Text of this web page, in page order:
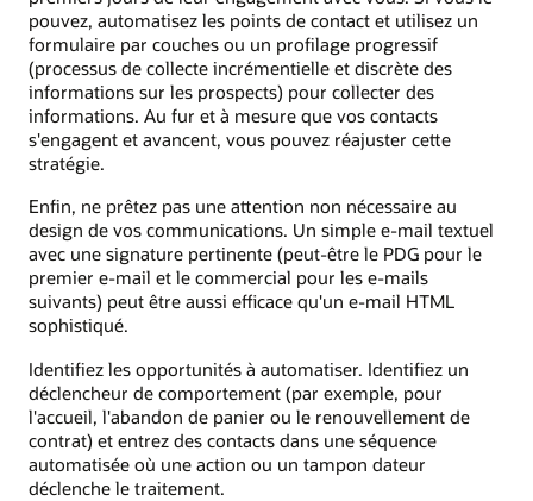
pouvez, automatisez les points de contact et utilisez un
formulaire par couches ou un profilage progressif
(processus de collecte incrémentielle et discrète des
informations sur les prospects) pour collecter des
informations. Au fur et à mesure que vos contacts
s'engagent et avancent, vous pouvez réajuster cette
stratégie.
Enfin, ne prêtez pas une attention non nécessaire au
design de vos communications. Un simple e-mail textuel
avec une signature pertinente (peut-être le PDG pour le
premier e-mail et le commercial pour les e-mails
suivants) peut être aussi efficace qu'un e-mail HTML
sophistiqué.
Identifiez les opportunités à automatiser. Identifiez un
déclencheur de comportement (par exemple, pour
l'accueil, l'abandon de panier ou le renouvellement de
contrat) et entrez des contacts dans une séquence
automatisée où une action ou un tampon dateur
déclenche le traitement.